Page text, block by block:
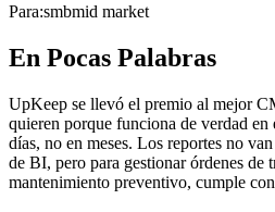
Para:smbmid market
En Pocas Palabras
UpKeep se llevó el premio al mejor
quieren porque funciona de verdad
días, no en meses. Los reportes no
de BI, pero para gestionar órdenes de
mantenimiento preventivo, cumple